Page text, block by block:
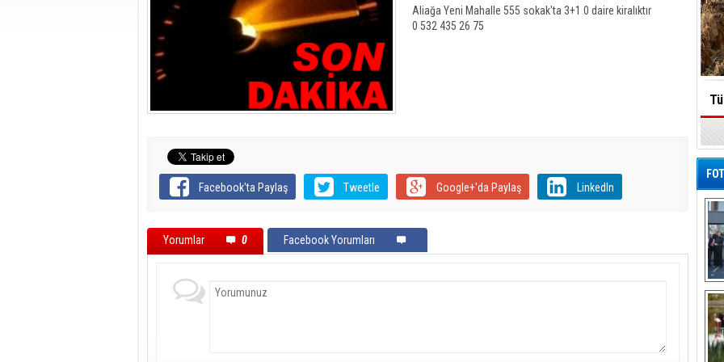
Aliağa Yeni Mahalle 555 sokak'ta 3+1 0 daire kiralıktır
0 532 435 26 75
Facebook'ta Paylaş Tweetle Google+'da Paylaş LinkedIn
Yorumlar 0 Facebook Yorumları